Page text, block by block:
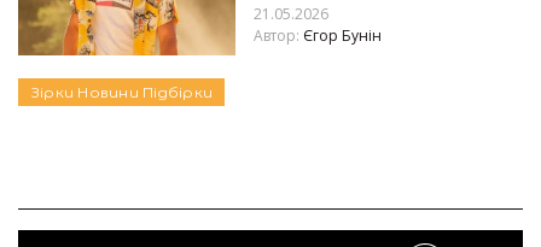
21.05.2026
Автор: Єгор Бунін
Зірки Новини Підбірки